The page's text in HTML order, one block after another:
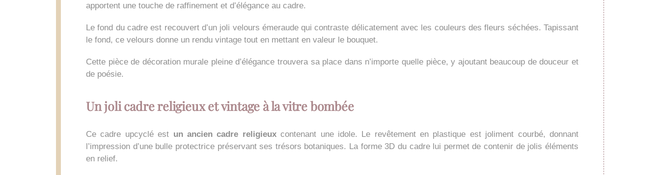
apportent une touche de raffinement et d’élégance au cadre.
Le fond du cadre est recouvert d’un joli velours émeraude qui contraste délicatement avec les couleurs des fleurs séchées. Tapissant
le fond, ce velours donne un rendu vintage tout en mettant en valeur le bouquet.
Cette pièce de décoration murale pleine d’élégance trouvera sa place dans n’importe quelle pièce, y ajoutant beaucoup de douceur et
de poésie.
Un joli cadre religieux et vintage à la vitre bombée
Ce cadre upcyclé est un ancien cadre religieuxcontenant une idole. Le revêtement en plastique est joliment courbé, donnant
l’impression d’une bulle protectrice préservant ses trésors botaniques. La forme 3D du cadre lui permet de contenir de jolis éléments
en relief.